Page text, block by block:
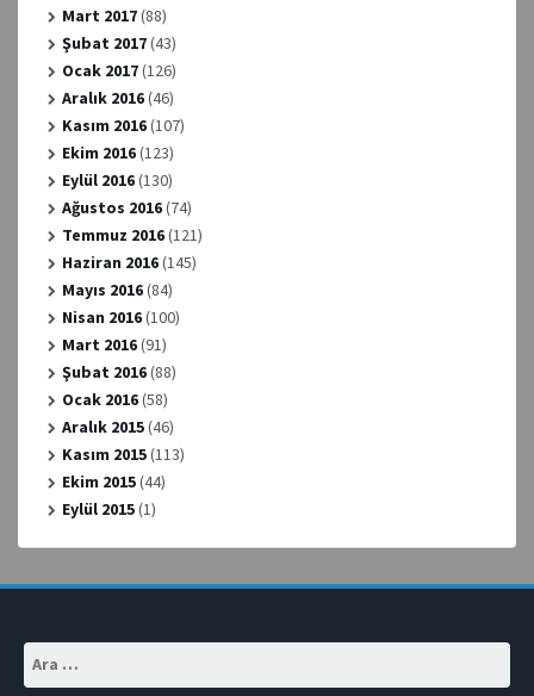
Mart 2017(88)
Şubat 2017(43)
Ocak 2017(126)
Aralık 2016(46)
Kasım 2016(107)
Ekim 2016(123)
Eylül 2016(130)
Ağustos 2016(74)
Temmuz 2016(121)
Haziran 2016(145)
Mayıs 2016(84)
Nisan 2016(100)
Mart 2016(91)
Şubat 2016(88)
Ocak 2016(58)
Aralık 2015(46)
Kasım 2015(113)
Ekim 2015(44)
Eylül 2015(1)
Arama: